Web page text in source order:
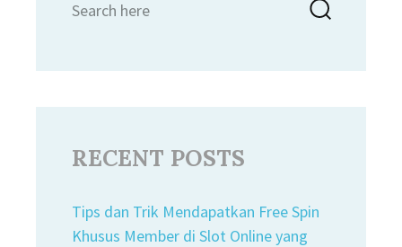
for:
RECENT POSTS
Tips dan Trik Mendapatkan Free Spin
Khusus Member di Slot Online yang